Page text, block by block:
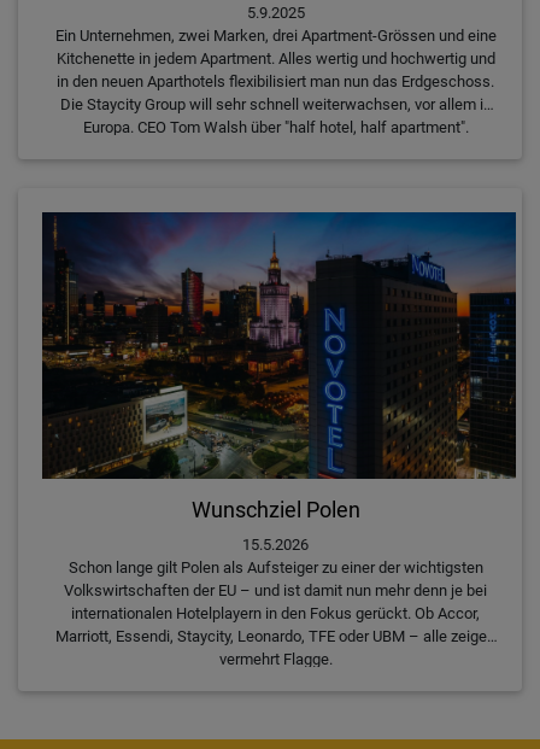
5.9.2025
Ein Unternehmen, zwei Marken, drei Apartment-Grössen und eine
Kitchenette in jedem Apartment. Alles wertig und hochwertig und
in den neuen Aparthotels flexibilisiert man nun das Erdgeschoss.
Die Staycity Group will sehr schnell weiterwachsen, vor allem in
Europa. CEO Tom Walsh über "half hotel, half apartment".
Wunschziel Polen
15.5.2026
Schon lange gilt Polen als Aufsteiger zu einer der wichtigsten
Volkswirtschaften der EU – und ist damit nun mehr denn je bei
internationalen Hotelplayern in den Fokus gerückt. Ob Accor,
Marriott, Essendi, Staycity, Leonardo, TFE oder UBM – alle zeigen
vermehrt Flagge.